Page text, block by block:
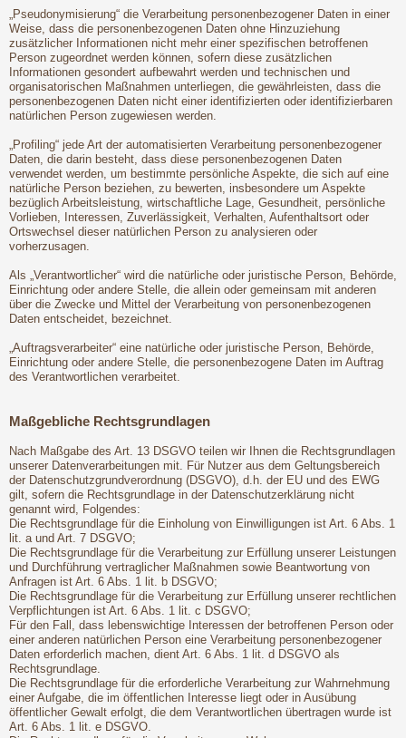
„Pseudonymisierung“ die Verarbeitung personenbezogener Daten in einer
Weise, dass die personenbezogenen Daten ohne Hinzuziehung
zusätzlicher Informationen nicht mehr einer spezifischen betroffenen
Person zugeordnet werden können, sofern diese zusätzlichen
Informationen gesondert aufbewahrt werden und technischen und
organisatorischen Maßnahmen unterliegen, die gewährleisten, dass die
personenbezogenen Daten nicht einer identifizierten oder identifizierbaren
natürlichen Person zugewiesen werden.
„Profiling“ jede Art der automatisierten Verarbeitung personenbezogener
Daten, die darin besteht, dass diese personenbezogenen Daten
verwendet werden, um bestimmte persönliche Aspekte, die sich auf eine
natürliche Person beziehen, zu bewerten, insbesondere um Aspekte
bezüglich Arbeitsleistung, wirtschaftliche Lage, Gesundheit, persönliche
Vorlieben, Interessen, Zuverlässigkeit, Verhalten, Aufenthaltsort oder
Ortswechsel dieser natürlichen Person zu analysieren oder
vorherzusagen.
Als „Verantwortlicher“ wird die natürliche oder juristische Person, Behörde,
Einrichtung oder andere Stelle, die allein oder gemeinsam mit anderen
über die Zwecke und Mittel der Verarbeitung von personenbezogenen
Daten entscheidet, bezeichnet.
„Auftragsverarbeiter“ eine natürliche oder juristische Person, Behörde,
Einrichtung oder andere Stelle, die personenbezogene Daten im Auftrag
des Verantwortlichen verarbeitet.
Maßgebliche Rechtsgrundlagen
Nach Maßgabe des Art. 13 DSGVO teilen wir Ihnen die Rechtsgrundlagen
unserer Datenverarbeitungen mit. Für Nutzer aus dem Geltungsbereich
der Datenschutzgrundverordnung (DSGVO), d.h. der EU und des EWG
gilt, sofern die Rechtsgrundlage in der Datenschutzerklärung nicht
genannt wird, Folgendes:
Die Rechtsgrundlage für die Einholung von Einwilligungen ist Art. 6 Abs. 1
lit. a und Art. 7 DSGVO;
Die Rechtsgrundlage für die Verarbeitung zur Erfüllung unserer Leistungen
und Durchführung vertraglicher Maßnahmen sowie Beantwortung von
Anfragen ist Art. 6 Abs. 1 lit. b DSGVO;
Die Rechtsgrundlage für die Verarbeitung zur Erfüllung unserer rechtlichen
Verpflichtungen ist Art. 6 Abs. 1 lit. c DSGVO;
Für den Fall, dass lebenswichtige Interessen der betroffenen Person oder
einer anderen natürlichen Person eine Verarbeitung personenbezogener
Daten erforderlich machen, dient Art. 6 Abs. 1 lit. d DSGVO als
Rechtsgrundlage.
Die Rechtsgrundlage für die erforderliche Verarbeitung zur Wahrnehmung
einer Aufgabe, die im öffentlichen Interesse liegt oder in Ausübung
öffentlicher Gewalt erfolgt, die dem Verantwortlichen übertragen wurde ist
Art. 6 Abs. 1 lit. e DSGVO.